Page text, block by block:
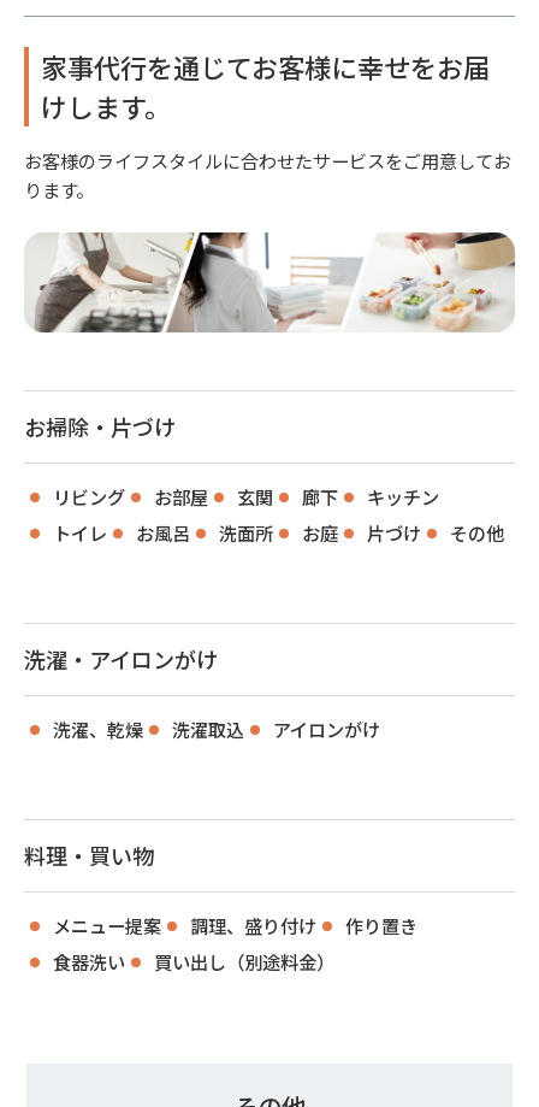
家事代行を通じてお客様に幸せをお届
けします。
お客様のライフスタイルに合わせたサービスをご用意してお
ります。
お掃除・片づけ
リビング お部屋 玄関 廊下
キッチン
トイレ
お風呂 洗面所 お庭 片づけ その他
洗濯・アイロンがけ
洗濯、乾燥 洗濯取込 アイロンがけ
料理・買い物
メニュー提案 調理、盛り付け
作り置き
食器洗い
買い出し（別途料金）